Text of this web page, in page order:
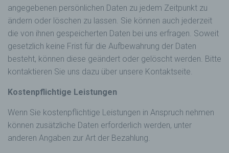
angegebenen persönlichen Daten zu jedem Zeitpunkt zu
ändern oder löschen zu lassen. Sie können auch jederzeit
die von ihnen gespeicherten Daten bei uns erfragen. Soweit
gesetzlich keine Frist für die Aufbewahrung der Daten
besteht, können diese geändert oder gelöscht werden. Bitte
kontaktieren Sie uns dazu über unsere Kontaktseite.
Kostenpflichtige Leistungen
Wenn Sie kostenpflichtige Leistungen in Anspruch nehmen
können zusätzliche Daten erforderlich werden, unter
anderen Angaben zur Art der Bezahlung.